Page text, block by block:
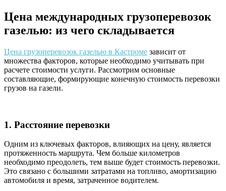
Цена международных грузоперевозок
газелью: из чего складывается
Цена грузоперевозок газелью в Кастроме зависит от
множества факторов, которые необходимо учитывать при
расчете стоимости услуги. Рассмотрим основные
составляющие, формирующие конечную стоимость перевозки
грузов на газели.
1. Расстояние перевозки
Одним из ключевых факторов, влияющих на цену, является
протяженность маршрута. Чем больше километров
необходимо преодолеть, тем выше будет стоимость перевозки.
Это связано с большими затратами на топливо, амортизацию
автомобиля и время, затраченное водителем.